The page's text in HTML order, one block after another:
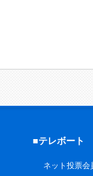
■テレボート
ネット投票会